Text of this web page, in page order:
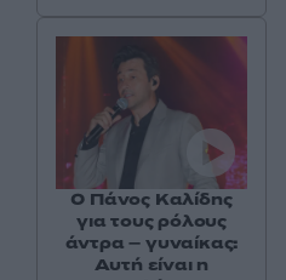
Ο Πάνος Καλίδης
για τους ρόλους
άντρα – γυναίκας:
Αυτή είναι η